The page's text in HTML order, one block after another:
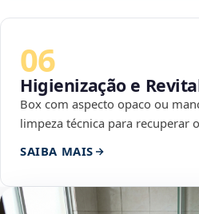
06
Higienização e
Box com aspecto opaco ou
limpeza técnica para recuperar
SAIBA MAIS